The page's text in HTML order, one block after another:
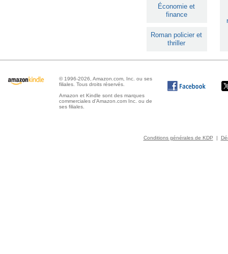
Économie et
finance
Roman policier et
thriller
© 1996-2026, Amazon.com, Inc. ou ses
filiales. Tous droits réservés.
Amazon et Kindle sont des marques
commerciales d'Amazon.com Inc. ou de
ses filiales.
Conditions générales de KDP |